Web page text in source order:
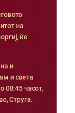
на
ќе
и
и света
08:45 часот,
Струга.